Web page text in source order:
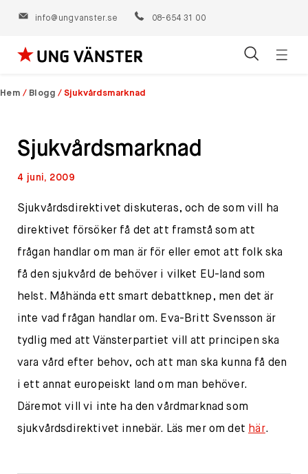
info@ungvanster.se 08-654 31 00
Hoppa
till
Hem / Blogg /Sjukvårdsmarknad
Sjukvårdsmarknad
4 juni, 2009
Sjukvårdsdirektivet diskuteras, och de som vill ha
direktivet försöker få det att framstå som att
frågan handlar om man är för eller emot att folk ska
få den sjukvård de behöver i vilket EU-land som
helst. Måhända ett smart debattknep, men det är
inte vad frågan handlar om. Eva-Britt Svensson är
tydlig med att Vänsterpartiet vill att principen ska
vara vård efter behov, och att man ska kunna få den
i ett annat europeiskt land om man behöver.
Däremot vill vi inte ha den vårdmarknad som
sjukvårdsdirektivet innebär. Läs mer om det här.